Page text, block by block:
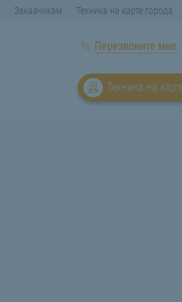
Заказчикам Техника на карте города
Перезвоните мне
Техника на